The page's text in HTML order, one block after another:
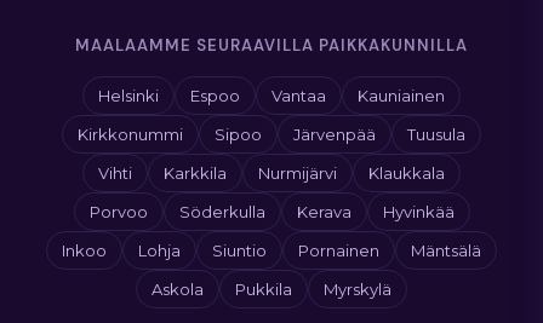
MAALAAMME SEURAAVILLA PAIKKAKUNNILLA
Helsinki Espoo Vantaa
Kauniainen
Kirkkonummi
Sipoo Järvenpää
Tuusula
Vihti
Karkkila Nurmijärvi
Klaukkala
Porvoo
Söderkulla Kerava
Hyvinkää
Inkoo
Lohja Siuntio Pornainen
Mäntsälä
Askola
Pukkila Myrskylä